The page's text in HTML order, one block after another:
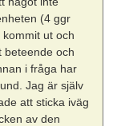
(4 ggr
ut och
beteende och
i fråga har
Jag är själv
att sticka iväg
av den